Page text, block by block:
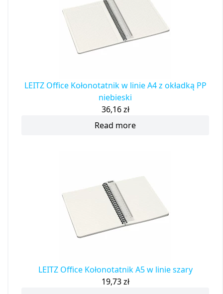
LEITZ Office Kołonotatnik w linie A4 z okładką PP
niebieski
36,16zł
Read more
LEITZ Office Kołonotatnik A5 w linie szary
19,73zł